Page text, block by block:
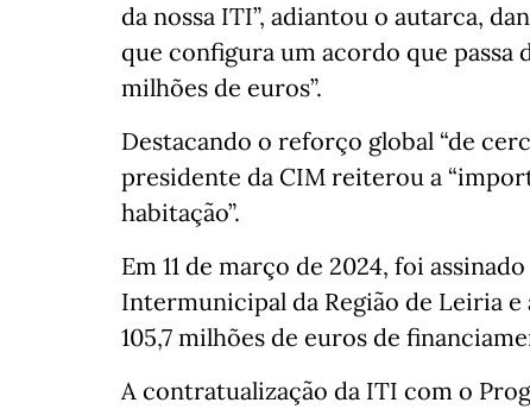
da nossa ITI”, adiantou o autarca,
que configura um acordo que passa
milhões de euros”.
Destacando o reforço global “de
presidente da CIM reiterou a
habitação”.
Em 11 de março de 2024, foi
Intermunicipal da Região de Leiria
105,7 milhões de euros de
A contratualização da ITI com o